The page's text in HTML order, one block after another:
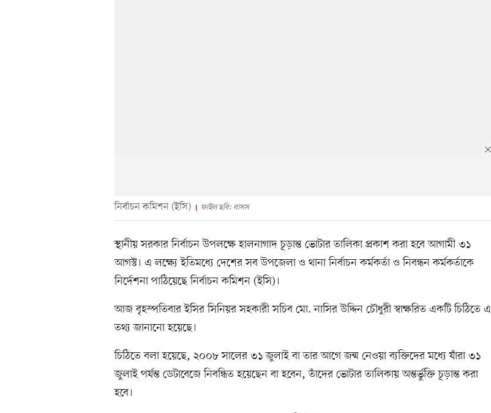
নির্বাচন কমিশন (ইসি) ফাইল ছবি: বাসস
স্থানীয় সরকার নির্বাচন উপলক্ষে হালনাগাদ চূড়ান্ত ভোটার তালিকা প্রকাশ করা হবে আগামী ৩১
আগস্ট। এ লক্ষ্যে ইতিমধ্যে দেশের সব উপজেলা ও থানা নির্বাচন কর্মকর্তা ও নিবন্ধন কর্মকর্তাকে
নির্দেশনা পাঠিয়েছে নির্বাচন কমিশন (ইসি)।
আজ বৃহস্পতিবার ইসির সিনিয়র সহকারী সচিব মো. নাসির উদ্দিন চৌধুরী স্বাক্ষরিত একটি চিঠিতে এ
তথ্য জানানো হয়েছে।
চিঠিতে বলা হয়েছে, ২০০৮ সালের ৩১ জুলাই বা তার আগে জন্ম নেওয়া ব্যক্তিদের মধ্যে যাঁরা ৩১
জুলাই পর্যন্ত ডেটাবেজে নিবন্ধিত হয়েছেন বা হবেন, তাঁদের ভোটার তালিকায় অন্তর্ভুক্তি চূড়ান্ত করা
হবে।